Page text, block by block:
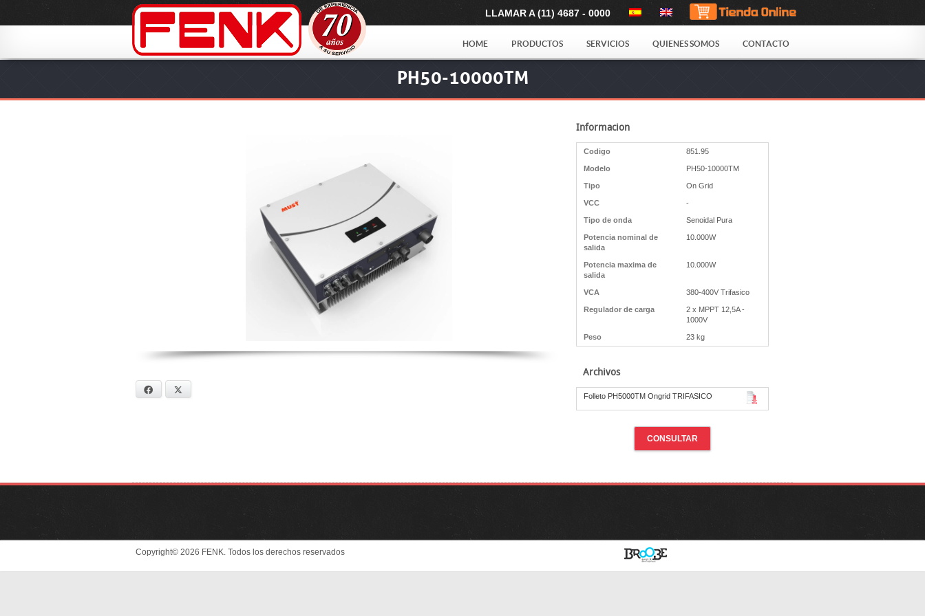
LLAMAR A (11) 4687 - 0000
HOME PRODUCTOS SERVICIOS QUIENES SOMOS CONTACTO
PH50-10000TM
Facebook
Informacion
Codigo 851.95
Modelo PH50-10000TM
Tipo On Grid
VCC -
Tipo de onda Senoidal Pura
Potencia nominal de
salida
10.000W
Potencia maxima de
salida
10.000W
VCA 380-400V Trifasico
Regulador de carga
2 x MPPT 12,5A -
1000V
Peso 23 kg
Archivos
Folleto PH5000TM Ongrid TRIFASICO
CONSULTAR
Copyright© 2026 FENK. Todos los derechos reservados